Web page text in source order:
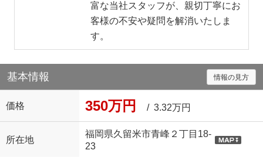
富な当社スタッフが、親切丁寧にお
客様の不安や疑問を解消いたしま
す。
基本情報 情報の見方
価格 350万円 / 3.32万円
所在地
福岡県久留米市青峰２丁目18-
23